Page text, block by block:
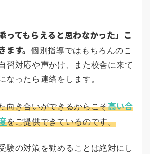
ってもらえると思わなかった」こ
ます。個別指導ではもちろんのこ
習対応や声かけ、また校舎に来て
なったら連絡をします。
向き合いができるからこそ高い合
をご提供できているのです。
験の対策を勧めることは絶対にし